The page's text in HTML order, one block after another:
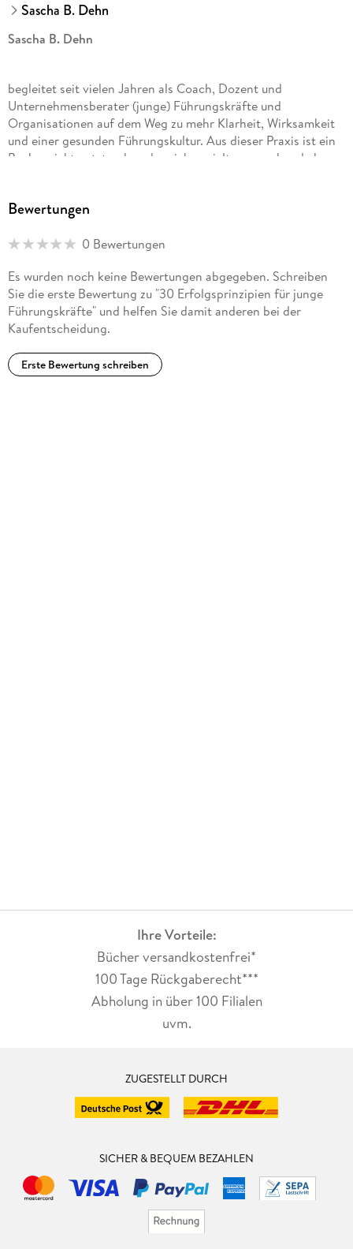
Sascha B. Dehn
Sascha B. Dehn
begleitet seit vielen Jahren als Coach, Dozent und
Unternehmensberater (junge) Führungskräfte und
Organisationen auf dem Weg zu mehr Klarheit, Wirksamkeit
und einer gesunden Führungskultur. Aus dieser Praxis ist ein
Buchprojekt entstanden, das sich gezielt an angehende bzw.
Bewertungen
0 Bewertungen
Es wurden noch keine Bewertungen abgegeben. Schreiben
Sie die erste Bewertung zu "30 Erfolgsprinzipien für junge
Führungskräfte" und helfen Sie damit anderen bei der
Kaufentscheidung.
Erste Bewertung schreiben
Ihre Vorteile:
Bücher versandkostenfrei*
100 Tage Rückgaberecht***
Abholung in über 100 Filialen
uvm.
ZUGESTELLT DURCH
SICHER & BEQUEM BEZAHLEN